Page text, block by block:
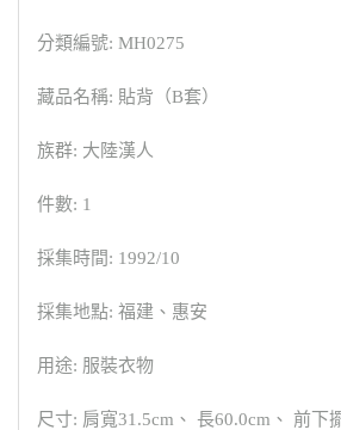
分類編號: MH0275
藏品名稱: 貼背（B套）
族群: 大陸漢人
件數: 1
採集時間: 1992/10
採集地點: 福建、惠安
用途: 服裝衣物
尺寸: 肩寬31.5cm、 長60.0cm、 前下